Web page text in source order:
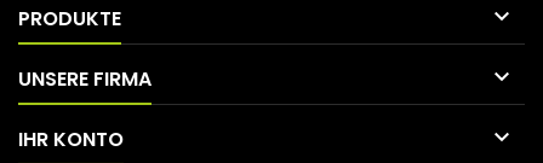
PRODUKTE 
UNSERE FIRMA 
IHR KONTO 